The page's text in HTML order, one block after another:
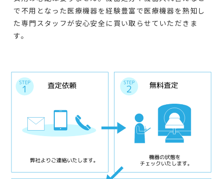
で不用となった医療機器を経験豊富で医療機器を熟知し
た専門スタッフが安心安全に買い取らせていただきま
す。